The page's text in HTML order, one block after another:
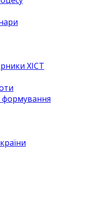
ХІСТ
формування